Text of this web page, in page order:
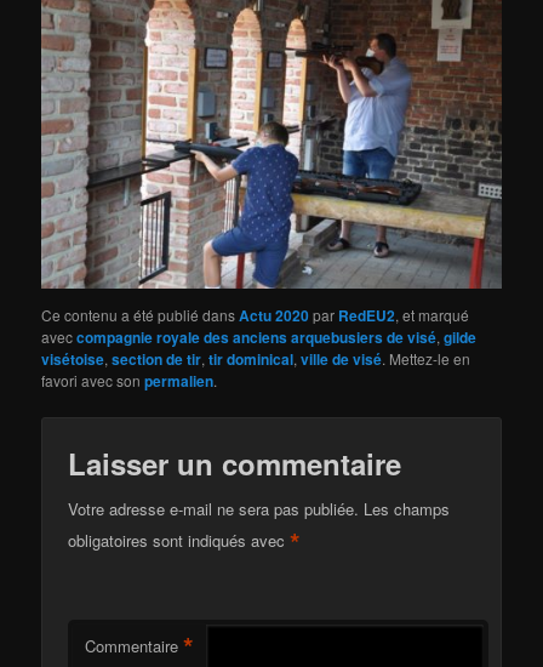
Ce contenu a été publié dansActu 2020par RedEU2, et marqué
aveccompagnie royale des anciens arquebusiers de visé,gilde
visétoise,section de tir,tir dominical,ville de visé. Mettez-le en
favori avec sonpermalien.
Laisser un commentaire
Votre adresse e-mail ne sera pas publiée. Les champs
obligatoires sont indiqués avec*
Commentaire *